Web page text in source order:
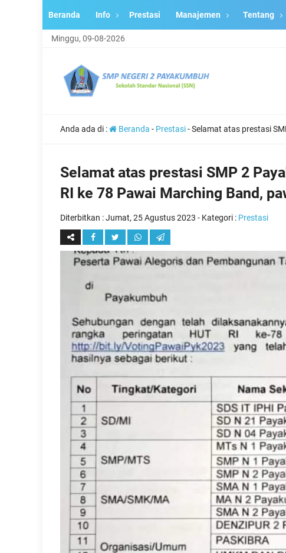
Beranda Info Prestasi Manajemen Tentang
Minggu, 09-08-2026
Anda ada di : Beranda - Prestasi-Selamat atas prestasi
Selamat atas prestasi SMP 2
RI ke 78 Pawai Marching Band,
Diterbitkan :Jumat, 25 Agustus 2023 - Kategori : Prestasi